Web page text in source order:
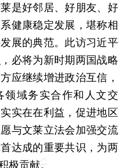
好邻居、好朋友、好
健康稳定发展，堪称相
展的典范。此访习近平
必将为新时期两国战略
应继续增进政治互信，
领域务实合作和人文交
实在在利益，促进地区
与文莱立法会加强交流
达成的重要共识，为两
极贡献。